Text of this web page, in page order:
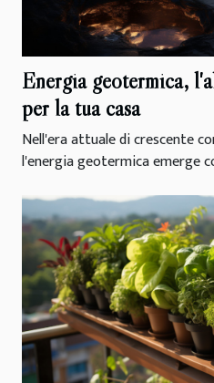
Energia geotermica,
per la tua casa
Nell'era attuale di crescente
l'energia geotermica emerge